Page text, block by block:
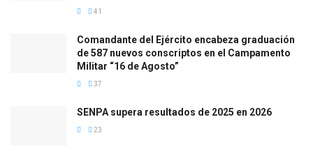
41
Comandante del Ejército encabeza graduación
de 587 nuevos conscriptos en el Campamento
Militar “16 de Agosto”
37
SENPA supera resultados de 2025 en 2026
23